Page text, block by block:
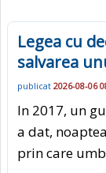
Legea cu
salvarea
publicat 2026-08-06
In 2017, un
a dat,
prin care